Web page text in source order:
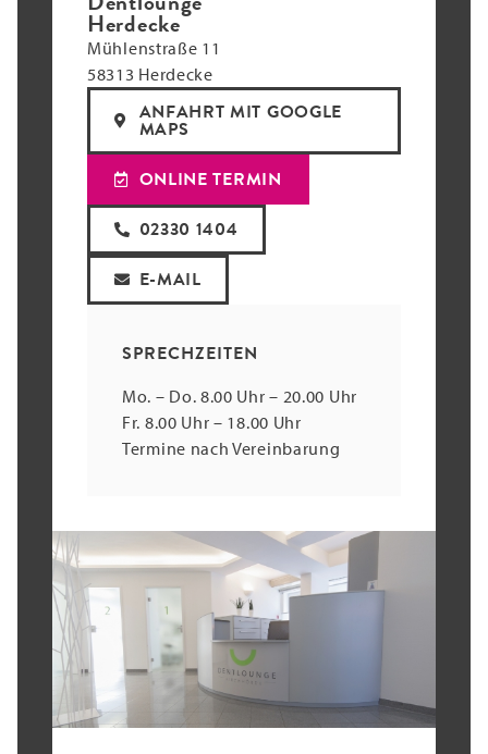
Herdecke
Mühlenstraße 11
58313 Herdecke
ANFAHRT MIT GOOGLE
MAPS
ONLINE TERMIN
02330 1404
E-MAIL
SPRECHZEITEN
Mo. – Do. 8.00 Uhr – 20.00 Uhr
Fr. 8.00 Uhr – 18.00 Uhr
Termine nach Vereinbarung